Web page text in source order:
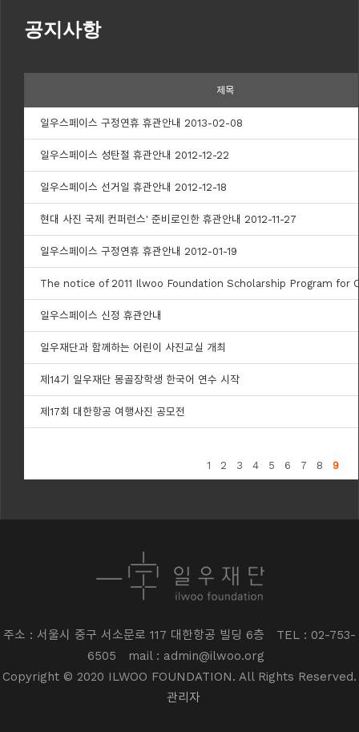
공지사항
제목
일우스페이스 구정연휴 휴관안내 2013-02-08
일우스페이스 성탄절 휴관안내 2012-12-22
일우스페이스 선거일 휴관안내 2012-12-18
현대 사진 국제 컨퍼런스' 준비로인한 휴관안내 2012-11-27
일우스페이스 구정연휴 휴관안내 2012-01-19
The notice of 2011 Ilwoo Foundation Scholarship Program for
일우스페이스 신정 휴관안내
일우재단과 함께하는 어린이 사진교실 개최
제14기 일우재단 몽골장학생 한국어 연수 시작
제17회 대한항공 여행사진 공모전
1 2 3 4 5 6 7 8 9
주소 : 서울시 중구 서소문로 117 대한항공 빌딩 6층
TEL : 02-753-
6505
mail : admin@ilwoo.org
Copyright © 2020 ILWOO FOUNDATION. All Rights Reserved.
관리자